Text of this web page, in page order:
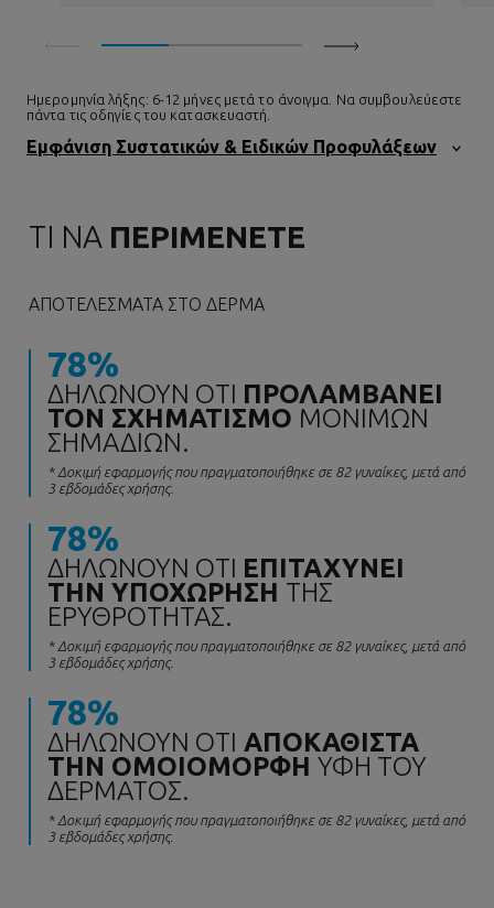
Ημερομηνία λήξης: 6-12 μήνες μετά το άνοιγμα. Να συμβουλεύεστε
πάντα τις οδηγίες του κατασκευαστή.
Εμφάνιση Συστατικών & Ειδικών Προφυλάξεων
ΤΙ ΝΑ ΠΕΡΙΜΕΝΕΤΕ
ΑΠΟΤΕΛΈΣΜΑΤΑ ΣΤΟ ΔΈΡΜΑ
78%
ΔΗΛΏΝΟΥΝ ΌΤΙ ΠΡΟΛΑΜΒΆΝΕΙ
ΤΟΝ ΣΧΗΜΑΤΙΣΜΌ ΜΌΝΙΜΩΝ
ΣΗΜΑΔΙΏΝ.
* Δοκιμή εφαρμογής που πραγματοποιήθηκε σε 82 γυναίκες, μετά από
3 εβδομάδες χρήσης.
78%
ΔΗΛΏΝΟΥΝ ΌΤΙ ΕΠΙΤΑΧΎΝΕΙ
ΤΗΝ ΥΠΟΧΏΡΗΣΗ ΤΗΣ
ΕΡΥΘΡΌΤΗΤΑΣ.
* Δοκιμή εφαρμογής που πραγματοποιήθηκε σε 82 γυναίκες, μετά από
3 εβδομάδες χρήσης.
78%
ΔΗΛΏΝΟΥΝ ΌΤΙ ΑΠΟΚΑΘΙΣΤΆ
ΤΗΝ ΟΜΟΙΌΜΟΡΦΗ ΥΦΉ ΤΟΥ
ΔΈΡΜΑΤΟΣ.
* Δοκιμή εφαρμογής που πραγματοποιήθηκε σε 82 γυναίκες, μετά από
3 εβδομάδες χρήσης.